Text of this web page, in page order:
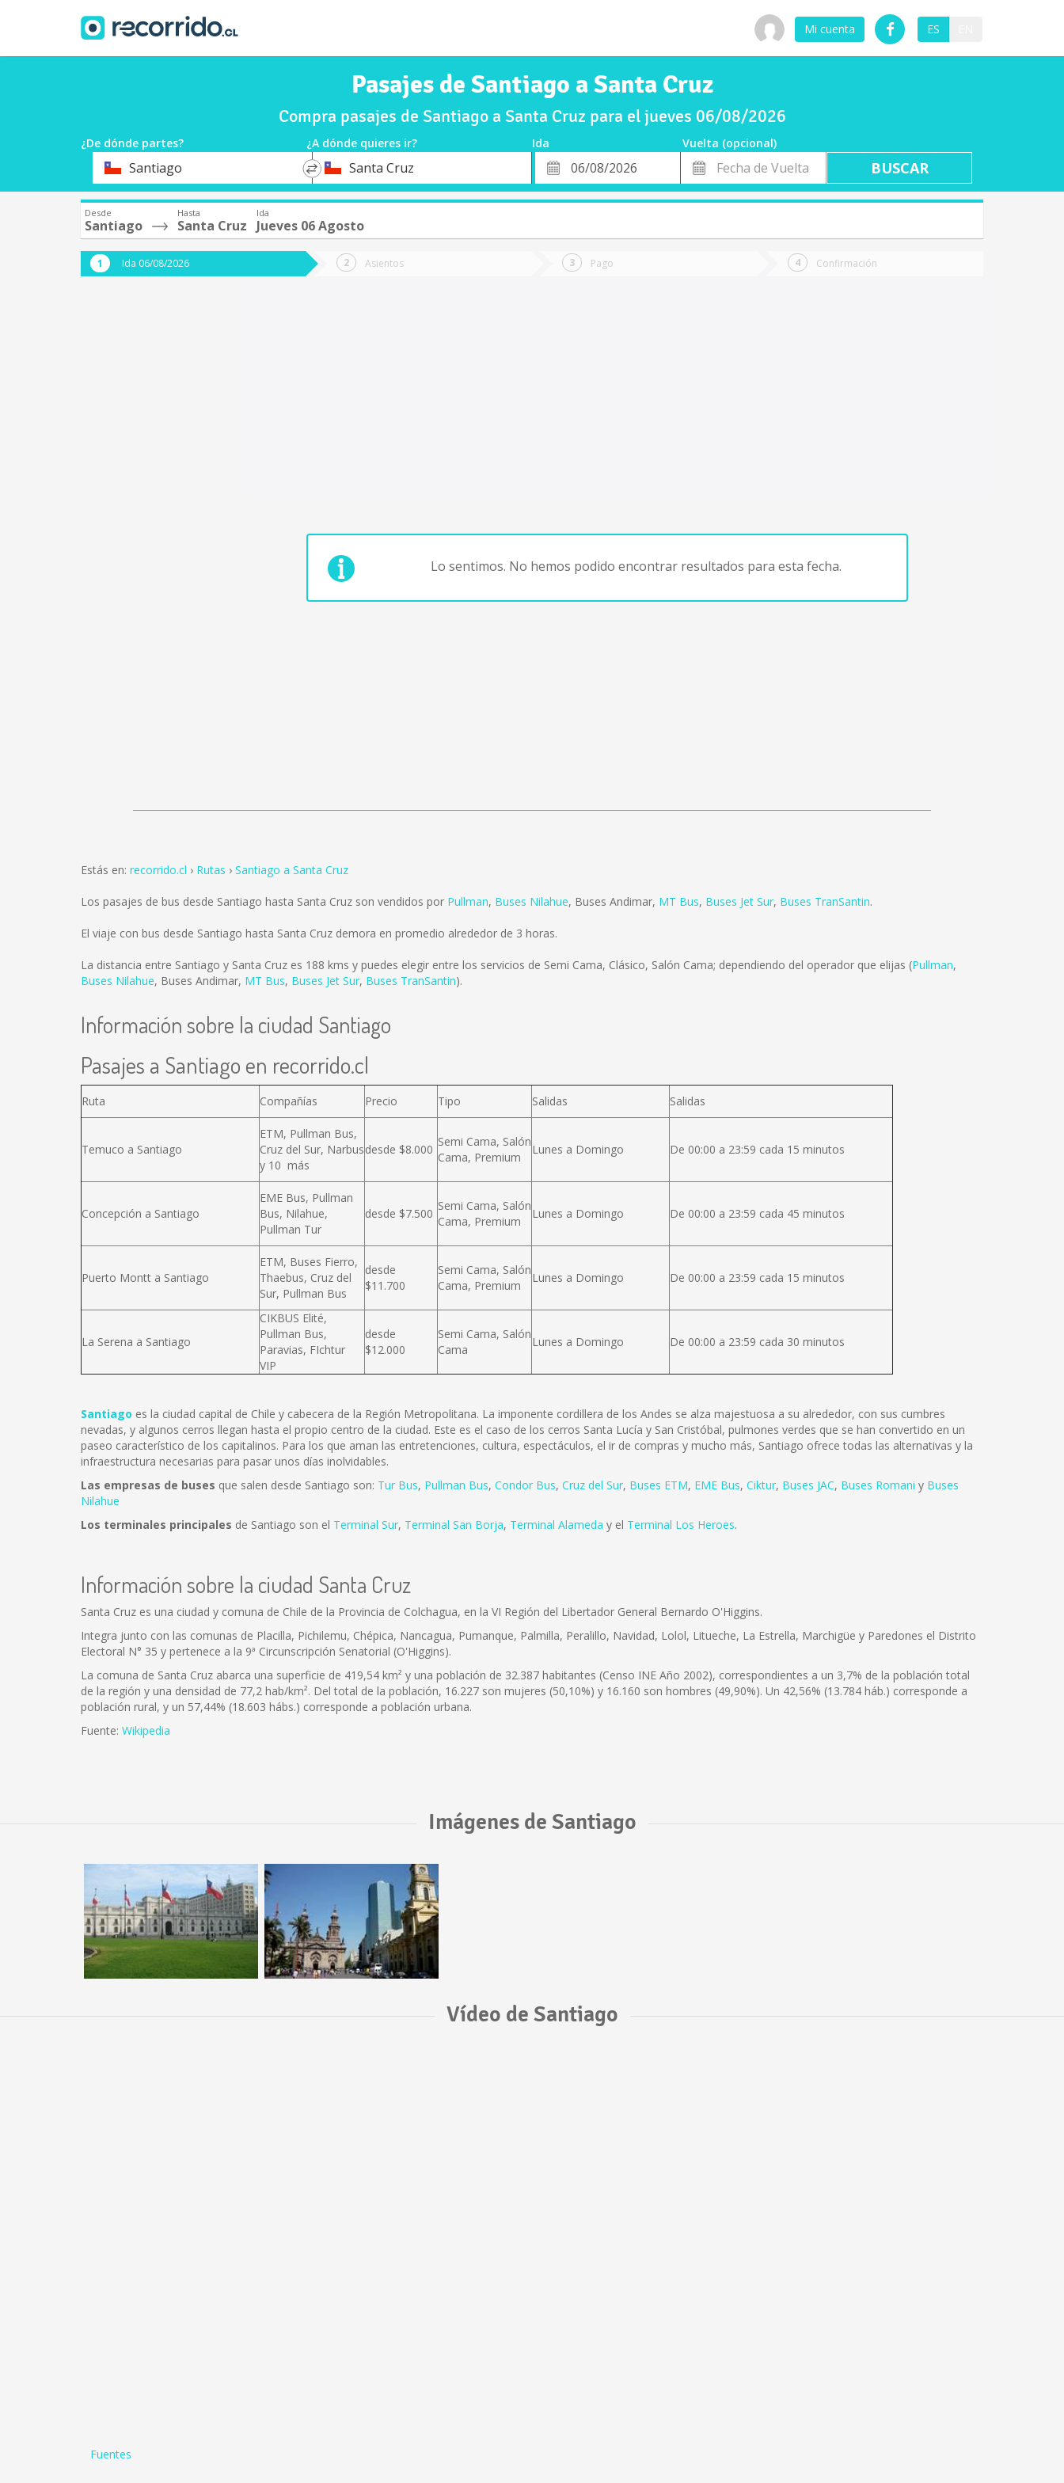
Mi cuenta ES
Pasajes de Santiago a Santa Cruz
Compra pasajes de Santiago a Santa Cruz para el jueves 06/08/2026
¿De dónde partes? ¿A dónde quieres ir? Ida
Vuelta (opcional)
OrigenSantiago
*
DestinoSanta Cruz
Fecha
de
Fecha
de
Vuelta
Desde
Santiago
Hasta
Santa Cruz
Ida
Jueves 06 Agosto
Ida 06/08/2026 Asientos Pago Confirmación
Lo sentimos. No hemos podido encontrar resultados para esta fecha.
Estás en: recorrido.cl Rutas Santiago a Santa Cruz
Los pasajes de bus desde Santiago hasta Santa Cruz son vendidos por Pullman, Buses Nilahue, Buses Andimar, MT Bus, Buses Jet Sur, Buses TranSantin.
El viaje con bus desde Santiago hasta Santa Cruz demora en promedio alrededor de 3 horas.
La distancia entre Santiago y Santa Cruz es 188 kms y puedes elegir entre los servicios de Semi Cama, Clásico, Salón Cama; dependiendo del operador que elijas (Pullman,
Buses Nilahue, Buses Andimar, MT Bus, Buses Jet Sur, Buses TranSantin).
Información sobre la ciudad Santiago
Pasajes a Santiago en recorrido.cl
Ruta Compañías Precio Tipo Salidas Salidas
Temuco a Santiago
ETM, Pullman Bus,
Cruz del Sur, Narbus
y 10 más
desde $8.000
Semi Cama, Salón
Cama, Premium
Lunes a Domingo De 00:00 a 23:59 cada 15 minutos
Concepción a Santiago
EME Bus, Pullman
Bus, Nilahue,
Pullman Tur
desde $7.500
Semi Cama, Salón
Cama, Premium
Lunes a Domingo De 00:00 a 23:59 cada 45 minutos
Puerto Montt a Santiago
ETM, Buses Fierro,
Thaebus, Cruz del
Sur, Pullman Bus
desde
$11.700
Semi Cama, Salón
Cama, Premium
Lunes a Domingo De 00:00 a 23:59 cada 15 minutos
La Serena a Santiago
CIKBUS Elité,
Pullman Bus,
Paravias, FIchtur
VIP
desde
$12.000
Semi Cama, Salón
Cama
Lunes a Domingo De 00:00 a 23:59 cada 30 minutos
Santiago es la ciudad capital de Chile y cabecera de la Región Metropolitana. La imponente cordillera de los Andes se alza majestuosa a su alrededor, con sus cumbres
nevadas, y algunos cerros llegan hasta el propio centro de la ciudad. Este es el caso de los cerros Santa Lucía y San Cristóbal, pulmones verdes que se han convertido en un
paseo característico de los capitalinos. Para los que aman las entretenciones, cultura, espectáculos, el ir de compras y mucho más, Santiago ofrece todas las alternativas y la
infraestructura necesarias para pasar unos días inolvidables.
Las empresas de buses que salen desde Santiago son: Tur Bus, Pullman Bus, Condor Bus, Cruz del Sur, Buses ETM, EME Bus, Ciktur, Buses JAC, Buses Romani y Buses
Nilahue
Los terminales principales de Santiago son el Terminal Sur, Terminal San Borja, Terminal Alameda y el Terminal Los Heroes.
Información sobre la ciudad Santa Cruz
Santa Cruz es una ciudad y comuna de Chile de la Provincia de Colchagua, en la VI Región del Libertador General Bernardo O'Higgins.
Integra junto con las comunas de Placilla, Pichilemu, Chépica, Nancagua, Pumanque, Palmilla, Peralillo, Navidad, Lolol, Litueche, La Estrella, Marchigüe y Paredones el Distrito
Electoral N° 35 y pertenece a la 9ª Circunscripción Senatorial (O'Higgins).
La comuna de Santa Cruz abarca una superficie de 419,54 km² y una población de 32.387 habitantes (Censo INE Año 2002), correspondientes a un 3,7% de la población total
de la región y una densidad de 77,2 hab/km². Del total de la población, 16.227 son mujeres (50,10%) y 16.160 son hombres (49,90%). Un 42,56% (13.784 háb.) corresponde a
población rural, y un 57,44% (18.603 hábs.) corresponde a población urbana.
Fuente: Wikipedia
Imágenes de Santiago
Vídeo de Santiago
Fuentes